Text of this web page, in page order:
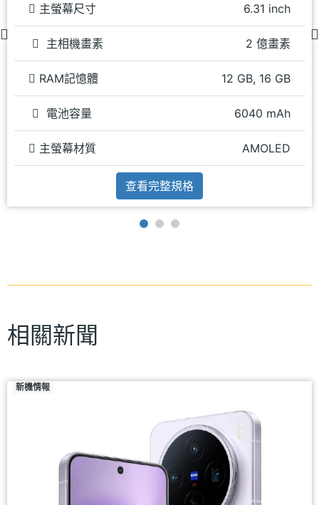
主螢幕尺寸 6.31 inch
主相機畫素 2 億畫素
RAM記憶體 12 GB, 16 GB
電池容量 6040 mAh
主螢幕材質 AMOLED
查看完整規格
相關新聞
新機情報